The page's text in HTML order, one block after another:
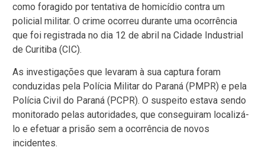
como foragido por tentativa de homicídio contra um
policial militar. O crime ocorreu durante uma ocorrência
que foi registrada no dia 12 de abril na Cidade Industrial
de Curitiba (CIC).
As investigações que levaram à sua captura foram
conduzidas pela Polícia Militar do Paraná (PMPR) e pela
Polícia Civil do Paraná (PCPR). O suspeito estava sendo
monitorado pelas autoridades, que conseguiram localizá-
lo e efetuar a prisão sem a ocorrência de novos
incidentes.